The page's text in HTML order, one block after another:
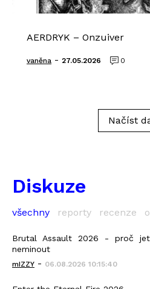
AERDRYK – Onzuiver
vaněna - 27.05.2026 0
Načíst
Diskuze
všechny reporty recenze
Brutal Assault 2026 - proč
neminout
mIZZY - 06.08.2026 10:15:40